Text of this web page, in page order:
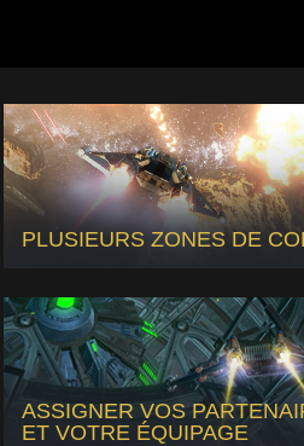
PLUSIEURS ZONES DE
ASSIGNER VOS
ET VOTRE ÉQUIPAGE